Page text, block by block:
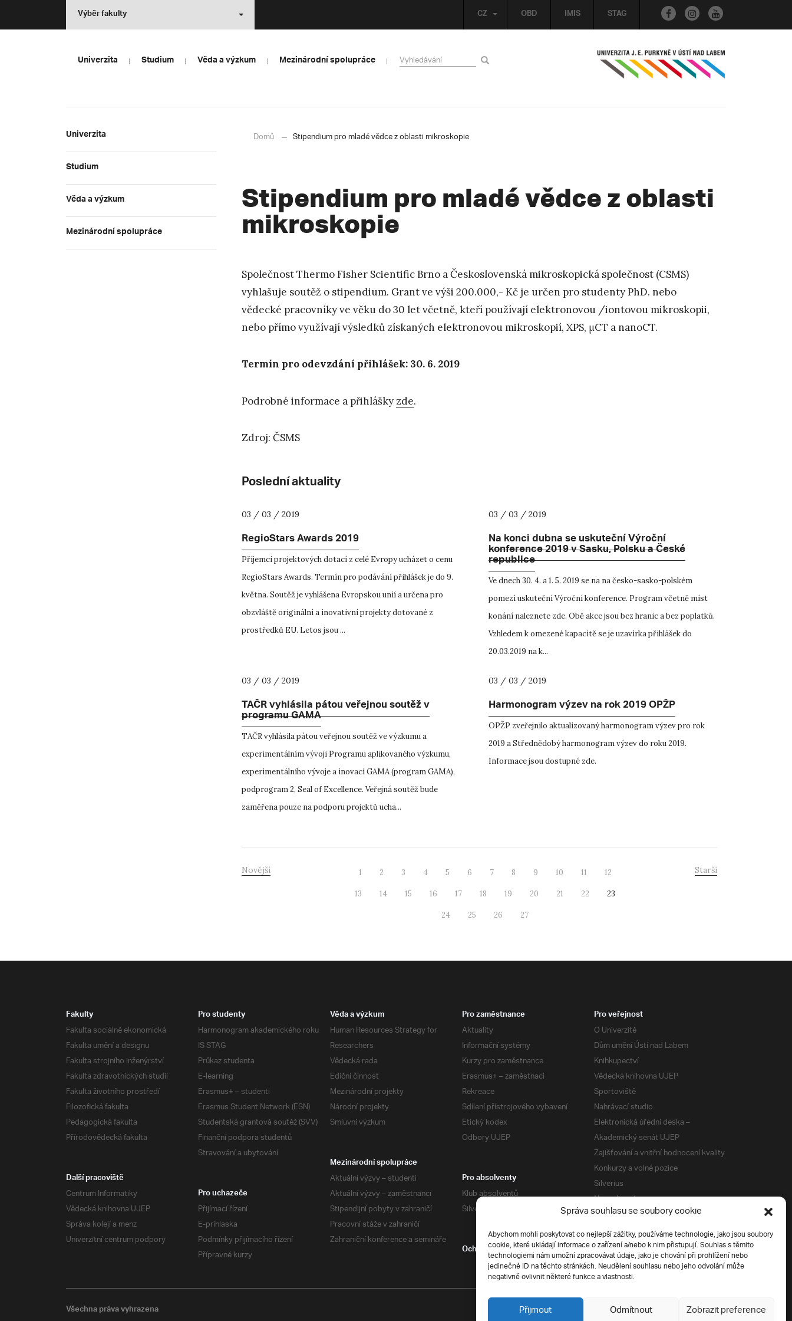
Správa souhlasu se soubory cookie
Abychom mohli poskytovat co nejlepší zážitky, používáme technologie, jako jsou soubory
cookie, které ukládají informace o zařízení a/nebo k nim přistupují. Souhlas s těmito
technologiemi nám umožní zpracovávat údaje, jako je chování při prohlížení nebo
jedinečné ID na těchto stránkách. Neudělení souhlasu nebo jeho odvolání může
negativně ovlivnit některé funkce a vlastnosti.
Přijmout Odmítnout Zobrazit preference
OBD IMIS STAG
CZ
Výběr fakulty
Univerzita Studium Věda a výzkum Mezinárodní spolupráce
Univerzita
Studium
Věda a výzkum
Mezinárodní spolupráce
Domů Stipendium pro mladé vědce z oblasti mikroskopie
Stipendium pro mladé vědce z oblasti
mikroskopie
Společnost Thermo Fisher Scientific Brno a Československá mikroskopická společnost (CSMS)
vyhlašuje soutěž o stipendium. Grant ve výši 200.000,- Kč je určen pro studenty PhD. nebo
vědecké pracovníky ve věku do 30 let včetně, kteří používají elektronovou /iontovou mikroskopii,
nebo přímo využívají výsledků získaných elektronovou mikroskopií, XPS, μCT a nanoCT.
Termín pro odevzdání přihlášek: 30. 6. 2019
Podrobné informace a přihlášky zde.
Zdroj: ČSMS
Poslední aktuality
03 / 03 / 2019
RegioStars Awards 2019
Příjemci projektových dotací z celé Evropy ucházet o cenu
RegioStars Awards. Termín pro podávání přihlášek je do 9.
května. Soutěž je vyhlášena Evropskou unií a určena pro
obzvláště originální a inovativní projekty dotované z
prostředků EU. Letos jsou ...
03 / 03 / 2019
Na konci dubna se uskuteční Výroční
konference 2019 v Sasku, Polsku a České
republice
Ve dnech 30. 4. a 1. 5. 2019 se na na česko-sasko-polském
pomezí uskuteční Výroční konference. Program včetně míst
konání naleznete zde. Obě akce jsou bez hranic a bez poplatků.
Vzhledem k omezené kapacitě se je uzavírka přihlášek do
20.03.2019 na k...
03 / 03 / 2019
TAČR vyhlásila pátou veřejnou soutěž v
programu GAMA
TAČR vyhlásila pátou veřejnou soutěž ve výzkumu a
experimentálním vývoji Programu aplikovaného výzkumu,
experimentálního vývoje a inovací GAMA (program GAMA),
podprogram 2, Seal of Excellence. Veřejná soutěž bude
zaměřena pouze na podporu projektů ucha...
03 / 03 / 2019
Harmonogram výzev na rok 2019 OPŽP
OPŽP zveřejnilo aktualizovaný harmonogram výzev pro rok
2019 a Střednědobý harmonogram výzev do roku 2019.
Informace jsou dostupné zde.
Novější 1 2 3 4 5 6 7 8 9 10 11 12
13 14 15 16 17 18 19 20 21 22 23
24 25 26 27
Starší
Fakulty
Fakulta sociálně ekonomická
Fakulta umění a designu
Fakulta strojního inženýrství
Fakulta zdravotnických studií
Fakulta životního prostředí
Filozofická fakulta
Pedagogická fakulta
Přírodovědecká fakulta
Pro studenty
Harmonogram akademického roku
IS STAG
Průkaz studenta
E-learning
Erasmus+ – studenti
Erasmus Student Network (ESN)
Studentská grantová soutěž (SVV)
Finanční podpora studentů
Stravování a ubytování
Věda a výzkum
Human Resources Strategy for
Researchers
Vědecká rada
Ediční činnost
Mezinárodní projekty
Národní projekty
Smluvní výzkum
Pro zaměstnance
Aktuality
Informační systémy
Kurzy pro zaměstnance
Erasmus+ – zaměstnaci
Rekreace
Sdílení přístrojového vybavení
Etický kodex
Odbory UJEP
Pro veřejnost
O Univerzitě
Dům umění Ústí nad Labem
Knihkupectví
Vědecká knihovna UJEP
Sportoviště
Nahrávací studio
Elektronická úřední deska –
Akademický senát UJEP
Zajišťování a vnitřní hodnocení kvality
Konkurzy a volné pozice
Silverius
Napsali o nás
Tiskové zprávy
Mezinárodní spolupráce
Aktuální výzvy – studenti
Aktuální výzvy – zaměstnanci
Stipendijní pobyty v zahraničí
Pracovní stáže v zahraničí
Zahraniční konference a semináře
Další pracoviště
Centrum Informatiky
Vědecká knihovna UJEP
Správa kolejí a menz
Univerzitní centrum podpory
Pro absolventy
Klub absolventů
Silverius
Pro uchazeče
Přijímací řízení
E-prihlaska
Podmínky přijímacího řízení
Přípravné kurzy
Ochrana soukromí
Všechna práva vyhrazena